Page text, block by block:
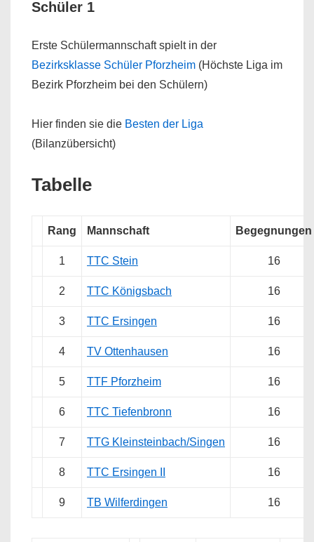
Schüler 1
Erste Schülermannschaft spielt in der
Bezirksklasse Schüler Pforzheim (Höchste Liga im
Bezirk Pforzheim bei den Schülern)
Hier finden sie die Besten der Liga
(Bilanzübersicht)
Tabelle
Rang Mannschaft Begegnungen
1 TTC Stein 16
2 TTC Königsbach 16
3 TTC Ersingen 16
4 TV Ottenhausen 16
5 TTF Pforzheim 16
6 TTC Tiefenbronn 16
7 TTG Kleinsteinbach/Singen 16
8 TTC Ersingen II 16
9 TB Wilferdingen 16